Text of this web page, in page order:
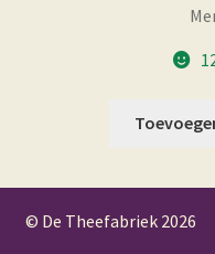
© De Theefabriek 2026